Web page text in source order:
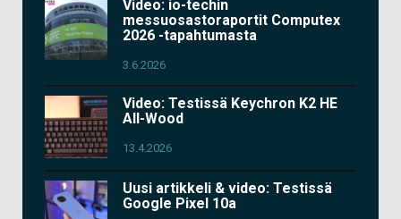
Video: io-techin
messuosastoraportit Computex
2026 -tapahtumasta
3.6.2026
Video: Testissä Keychron K2 HE
All-Wood
13.4.2026
Uusi artikkeli & video: Testissä
Google Pixel 10a